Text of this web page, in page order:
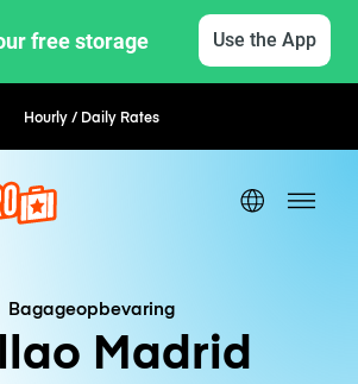
free storage Use the App
Hourly / Daily RatesFlexible Booking
Bagageopbevaring
Madrid